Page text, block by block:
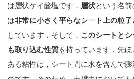
は層状ケイ酸塩です． 層状という名
は非常に小さく平らなシート上の粒
しています．そして， このシートと
も取り込む性質を持っています．先
ある粘性は，シート間に水を含んで